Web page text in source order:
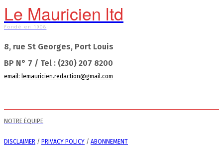
Le Mauricien ltd
Fondé en 1908
8, rue St Georges, Port Louis
BP N° 7 / Tel : (230) 207 8200
email: lemauricien.redaction@gmail.com
NOTRE ÉQUIPE
DISCLAIMER / PRIVACY POLICY / ABONNEMENT